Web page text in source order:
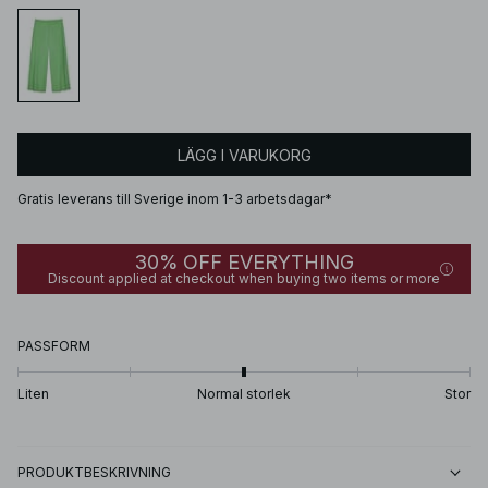
LÄGG I VARUKORG
Gratis leverans till Sverige inom 1-3 arbetsdagar*
30% OFF EVERYTHING
Discount applied at checkout when buying two items or more
PASSFORM
Liten Normal storlek Stor
PRODUKTBESKRIVNING